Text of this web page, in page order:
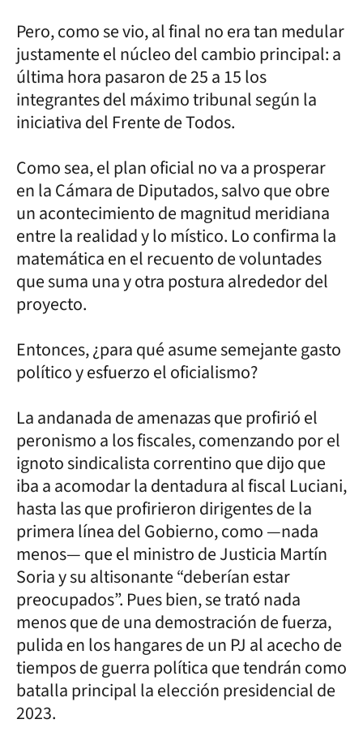
Pero, como se vio, al final no era tan medular
justamente el núcleo del cambio principal: a
última hora pasaron de 25 a 15 los
integrantes del máximo tribunal según la
iniciativa del Frente de Todos.
Como sea, el plan oficial no va a prosperar
en la Cámara de Diputados, salvo que obre
un acontecimiento de magnitud meridiana
entre la realidad y lo místico. Lo confirma la
matemática en el recuento de voluntades
que suma una y otra postura alrededor del
proyecto.
Entonces, ¿para qué asume semejante gasto
político y esfuerzo el oficialismo?
La andanada de amenazas que profirió el
peronismo a los fiscales, comenzando por el
ignoto sindicalista correntino que dijo que
iba a acomodar la dentadura al fiscal Luciani,
hasta las que profirieron dirigentes de la
primera línea del Gobierno, como —nada
menos— que el ministro de Justicia Martín
Soria y su altisonante “deberían estar
preocupados”. Pues bien, se trató nada
menos que de una demostración de fuerza,
pulida en los hangares de un PJ al acecho de
tiempos de guerra política que tendrán como
batalla principal la elección presidencial de
2023.